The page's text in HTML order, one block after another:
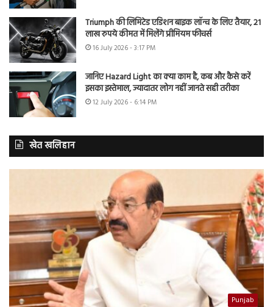
Triumph की लिमिटेड एडिशन बाइक लॉन्च के लिए तैयार, 21
लाख रुपये कीमत में मिलेंगे प्रीमियम फीचर्स
16 July 2026 - 3:17 PM
जानिए Hazard Light का क्या काम है, कब और कैसे करें
इसका इस्तेमाल, ज्यादातर लोग नहीं जानते सही तरीका
12 July 2026 - 6:14 PM
खेत खलिहान
Punjab